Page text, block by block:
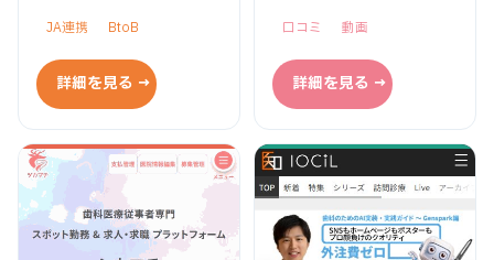
JA連携 BtoB
詳細を見る →
口コミ 動画
詳細を見る →